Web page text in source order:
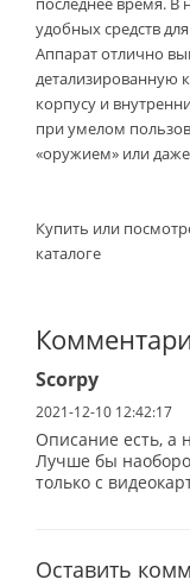
удобных средств
Аппарат отлично
детализированную
корпусу и
при умелом
«оружием» или
Купить или
каталоге
Scorpy
2021-12-10 12:42:17
Описание есть, а
Лучше бы
только с
Оставить